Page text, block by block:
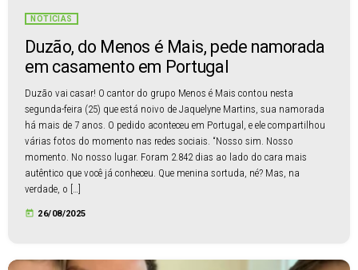
NOTÍCIAS
Duzão, do Menos é Mais, pede namorada
em casamento em Portugal
Duzão vai casar! O cantor do grupo Menos é Mais contou nesta
segunda-feira (25) que está noivo de Jaquelyne Martins, sua namorada
há mais de 7 anos. O pedido aconteceu em Portugal, e ele compartilhou
várias fotos do momento nas redes sociais. “Nosso sim. Nosso
momento. No nosso lugar. Foram 2.842 dias ao lado do cara mais
autêntico que você já conheceu. Que menina sortuda, né? Mas, na
verdade, o […]
today 26/08/2025